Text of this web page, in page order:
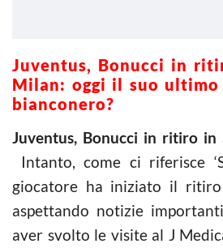
Juventus, Bonucci in
Milan: oggi il suo
bianconero?
Juventus, Bonucci in ritiro
Intanto, come ci riferisce
giocatore ha iniziato il
aspettando notizie
aver svolto le visite al J